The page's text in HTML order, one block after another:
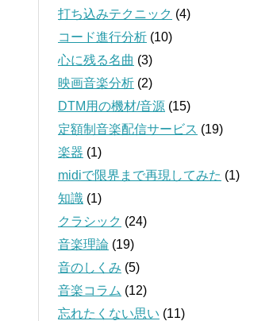
打ち込みテクニック (4)
コード進行分析 (10)
心に残る名曲 (3)
映画音楽分析 (2)
DTM用の機材/音源 (15)
定額制音楽配信サービス (19)
楽器 (1)
midiで限界まで再現してみた (1)
知識 (1)
クラシック (24)
音楽理論 (19)
音のしくみ (5)
音楽コラム (12)
忘れたくない思い (11)